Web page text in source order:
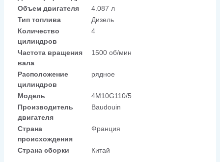
Объем двигателя
4.087 л
Тип топлива
Дизель
Количество
цилиндров
4
Частота вращения
вала
1500 об/мин
Расположение
цилиндров
рядное
Модель
4M10G110/5
Производитель
двигателя
Baudouin
Страна
происхождения
Франция
Страна сборки Китай